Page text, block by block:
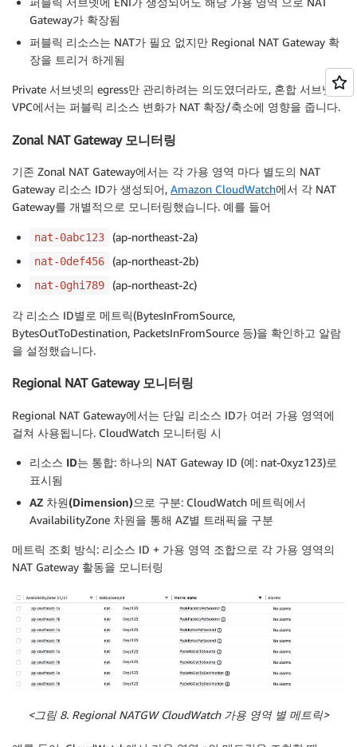
Gateway가 확장됨
퍼블릭 리소스는 NAT가 필요 없지만 Regional NAT Gateway 확
장을 트리거 하게됨
Private 서브넷의 egress만 관리하려는 의도였더라도, 혼합 서브넷
VPC에서는 퍼블릭 리소스 변화가 NAT 확장/축소에 영향을 줍니다.
Zonal NAT Gateway 모니터링
기존 Zonal NAT Gateway에서는 각 가용 영역 마다 별도의 NAT
Gateway 리소스 ID가 생성되어, Amazon CloudWatch에서 각 NAT
Gateway를 개별적으로 모니터링했습니다. 예를 들어
nat-0abc123 (ap-northeast-2a)
nat-0def456 (ap-northeast-2b)
nat-0ghi789 (ap-northeast-2c)
각 리소스 ID별로 메트릭(BytesInFromSource,
BytesOutToDestination, PacketsInFromSource 등)을 확인하고 알람
을 설정했습니다.
Regional NAT Gateway 모니터링
Regional NAT Gateway에서는 단일 리소스 ID가 여러 가용 영역에
걸쳐 사용됩니다. CloudWatch 모니터링 시
리소스 ID는 통합: 하나의 NAT Gateway ID (예: nat-0xyz123)로
표시됨
AZ 차원(Dimension)으로 구분: CloudWatch 메트릭에서
AvailabilityZone 차원을 통해 AZ별 트래픽을 구분
메트릭 조회 방식: 리소스 ID + 가용 영역 조합으로 각 가용 영역의
NAT Gateway 활동을 모니터링
<그림 8. Regional NATGW CloudWatch 가용 영역 별 메트릭>